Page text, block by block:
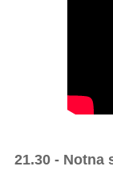
21.30 - Notna